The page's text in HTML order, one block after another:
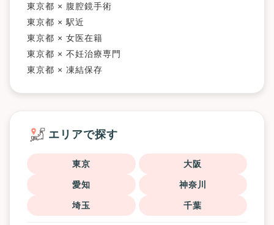
東京都 × 腹腔鏡手術
東京都 × 駅近
東京都 × 女医在籍
東京都 × 不妊治療専門
東京都 × 凍結保存
エリアで探す
東京 大阪
愛知 神奈川
埼玉 千葉